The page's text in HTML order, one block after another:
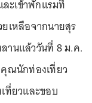
ะเข้าพักแรมที่
เหลือจากนายสุร
านแล้ววันที่ 8 ม.ค.
ณนักท่องเที่ยว
ที่ยวและขอบ